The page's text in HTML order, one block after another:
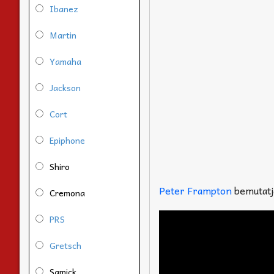
Peter Frampton
Ibanez
Martin
Yamaha
Jackson
Cort
Epiphone
Shiro
Cremona
PRS
Gretsch